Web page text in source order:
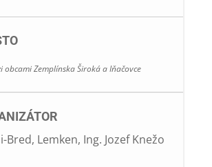
obcami Zemplínska Široká a Iňačovce
Bred, Lemken, Ing. Jozef Knežo